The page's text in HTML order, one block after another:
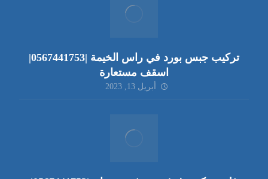
تركيب جبس بورد في راس الخيمة |0567441753|
اسقف مستعارة
أبريل 13, 2023